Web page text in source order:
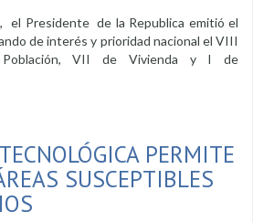
el Presidente de la Republica emitió el
de interés y prioridad nacional el VIII
Población, VII de Vivienda y I de
PERMITE
SUSCEPTIBLES